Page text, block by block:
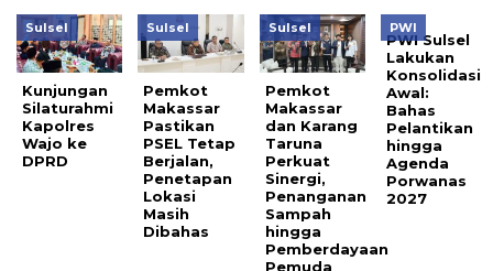
Sulsel
Kunjungan
Silaturahmi
Kapolres
Wajo ke
DPRD
Sulsel
Pemkot
Makassar
Pastikan
PSEL Tetap
Berjalan,
Penetapan
Lokasi
Masih
Dibahas
Sulsel
Pemkot
Makassar
dan Karang
Taruna
Perkuat
Sinergi,
Penanganan
Sampah
hingga
Pemberdayaan
Pemuda
PWI
PWI Sulsel
Lakukan
Konsolidasi
Awal:
Bahas
Pelantikan
hingga
Agenda
Porwanas
2027